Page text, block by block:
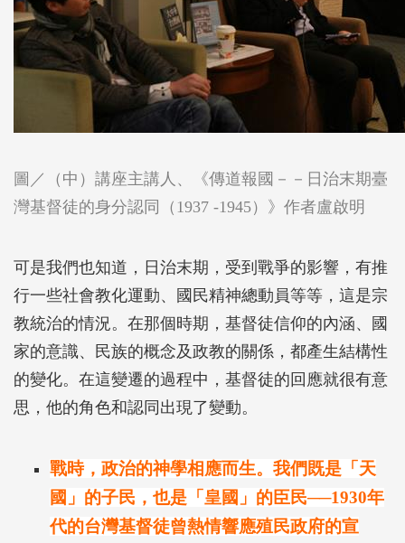
圖／（中）講座主講人、《傳道報國－－日治末期臺
灣基督徒的身分認同（1937 -1945）》作者盧啟明
可是我們也知道，日治末期，受到戰爭的影響，有推
行一些社會教化運動、國民精神總動員等等，這是宗
教統治的情況。在那個時期，基督徒信仰的內涵、國
家的意識、民族的概念及政教的關係，都產生結構性
的變化。在這變遷的過程中，基督徒的回應就很有意
思，他的角色和認同出現了變動。
戰時，政治的神學相應而生。我們既是「天
國」的子民，也是「皇國」的臣民──1930年
代的台灣基督徒曾熱情響應殖民政府的宣